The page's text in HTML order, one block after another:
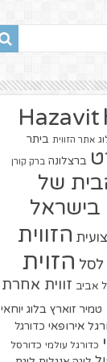
Hazavit
אתר הזווית ביתר
ברצלונה ברק קורן
של
בישראל
הזווית
לסל הזוית
אביב זווית אחרת
טמיר זוארץ בלוג יוחאי
אירופאי כדורגל
כדורגל עולמי כדורסל